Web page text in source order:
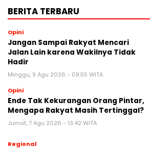
BERITA TERBARU
Opini
Jangan Sampai Rakyat Mencari
Jalan Lain karena Wakilnya Tidak
Hadir
Minggu, 9 Agu 2026 - 09:55 WITA
Opini
Ende Tak Kekurangan Orang Pintar,
Mengapa Rakyat Masih Tertinggal?
Jumat, 7 Agu 2026 - 13:42 WITA
Regional